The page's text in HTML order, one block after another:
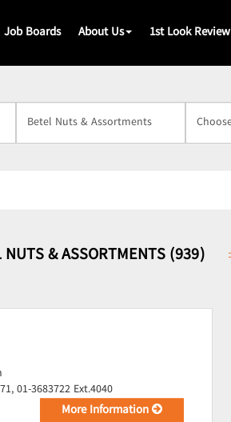
Job Boards About Us 1st Look Review
NUTS & ASSORTMENTS (939)
01-3683722 Ext.4040
More Information